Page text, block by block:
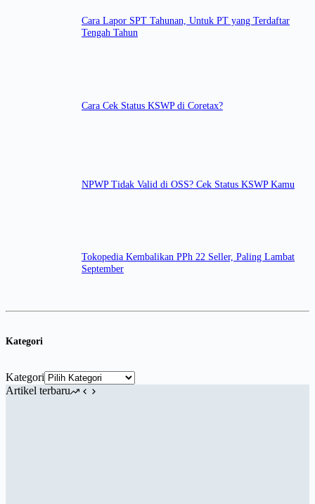
Cara Lapor SPT Tahunan, Untuk PT yang Terdaftar
Tengah Tahun
Cara Cek Status KSWP di Coretax?
NPWP Tidak Valid di OSS? Cek Status KSWP Kamu
Tokopedia Kembalikan PPh 22 Seller, Paling Lambat
September
Kategori
Kategori
Artikel terbaru